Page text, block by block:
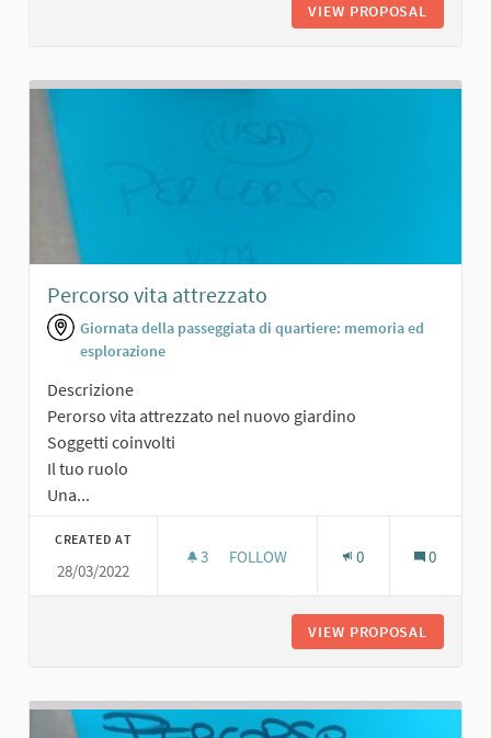
VIEW PROPOSAL
Percorso vita attrezzato
Giornata della passeggiata di quartiere: memoria ed
esplorazione
Descrizione
Perorso vita attrezzato nel nuovo giardino
Soggetti coinvolti
Il tuo ruolo
Una...
CREATED AT
28/03/2022
3 3 FOLLOWERS
FOLLOW 0 0
VIEW PROPOSAL